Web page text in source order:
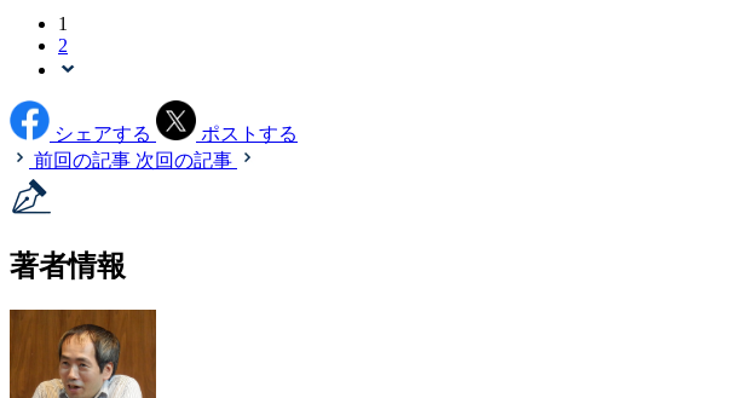
1
2
シェアする
ポストする
前回の記事 次回の記事
著者情報